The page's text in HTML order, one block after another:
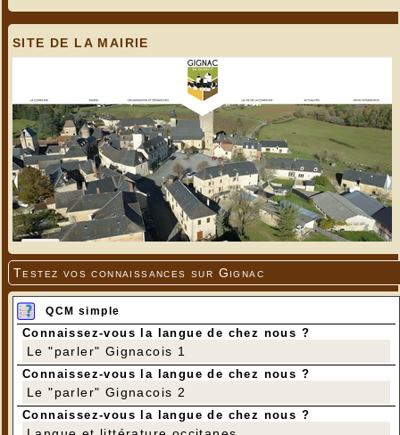
SITE DE LA MAIRIE
Testez vos connaissances sur Gignac
QCM simple
Connaissez-vous la langue de chez nous ?
Le "parler" Gignacois 1
Connaissez-vous la langue de chez nous ?
Le "parler" Gignacois 2
Connaissez-vous la langue de chez nous ?